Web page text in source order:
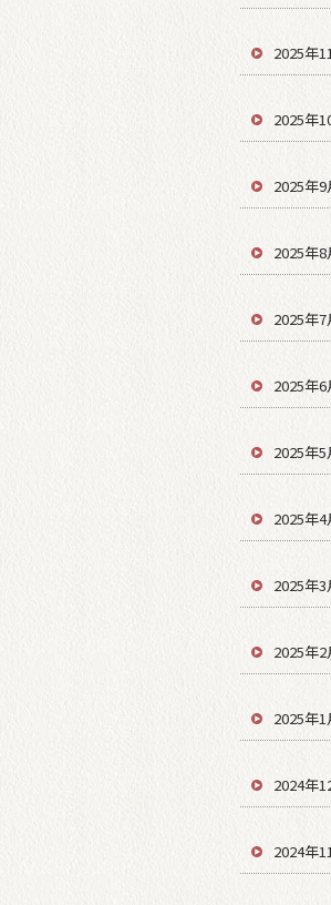
2025年
2025年
2025年9
2025年8
2025年7
2025年6
2025年5
2025年4
2025年3
2025年2
2025年1
2024年
2024年